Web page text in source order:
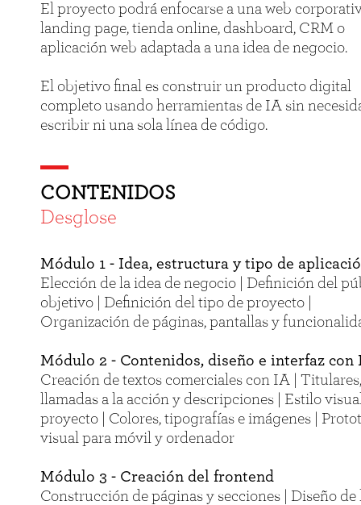
El proyecto podrá enfocarse a una web
landing page, tienda online, dashboard, CRM o
aplicación web adaptada a una idea de negocio.
El objetivo final es construir un producto digital
completo usando herramientas de IA sin
escribir ni una sola línea de código.
CONTENIDOS
Desglose
Módulo 1 - Idea, estructura y tipo de
Elección de la idea de negocio | Definición del
objetivo | Definición del tipo de proyecto |
Organización de páginas, pantallas y
Módulo 2 - Contenidos, diseño e interfaz con
Creación de textos comerciales con IA | Titulares,
llamadas a la acción y descripciones | Estilo
proyecto | Colores, tipografías e imágenes |
visual para móvil y ordenador
Módulo 3 - Creación del frontend
Construcción de páginas y secciones | Diseño de